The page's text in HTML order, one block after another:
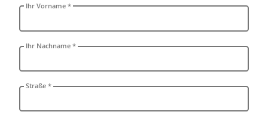
Ihr Vorname *
Ihr Nachname *
Straße *